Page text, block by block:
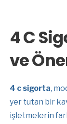
4 C
ve
4 c sigorta,
yer tutan bir
işletmelerin